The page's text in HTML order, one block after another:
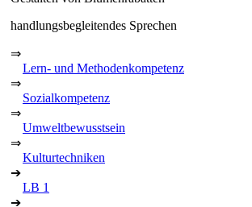
handlungsbegleitendes Sprechen
⇒
Lern- und Methodenkompetenz
⇒
Sozialkompetenz
⇒
Umweltbewusstsein
⇒
Kulturtechniken
➔
LB 1
➔